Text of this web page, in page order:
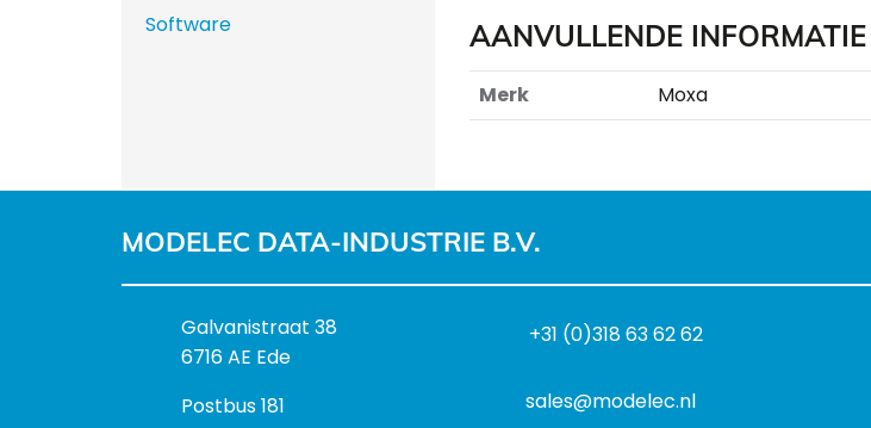
AANVULLENDE INFORMATIE
Merk Moxa
Software
MODELEC DATA-INDUSTRIE B.V.
B
e
o
Galvanistraat 38
6716 AE Ede
P
Postbus 181
+31 (0)318 63 62 62
sales@modelec.nl